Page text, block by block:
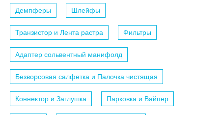
Демпферы Шлейфы
Транзистор и Лента растра Фильтры
Адаптер сольвентный манифолд
Безворсовая салфетка и Палочка чистящая
Коннектор и Заглушка Парковка и Вайпер